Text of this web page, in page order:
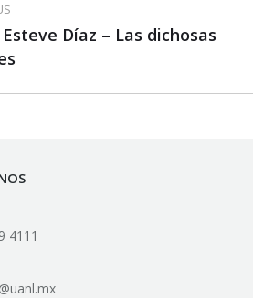
Díaz – Las dichosas
4111